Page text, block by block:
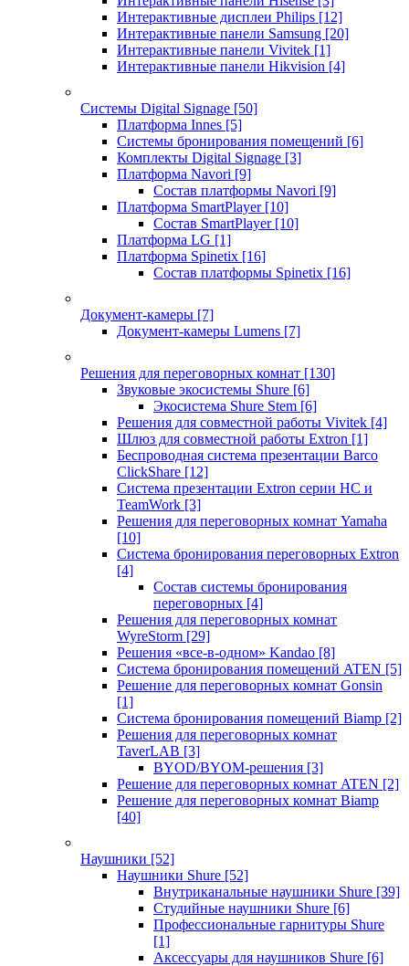
Интерактивные дисплеи Philips [12]
Интерактивные панели Samsung [20]
Интерактивные панели Vivitek [1]
Интерактивные панели Hikvision [4]
Системы Digital Signage [50]
Платформа Innes [5]
Системы бронирования помещений [6]
Комплекты Digital Signage [3]
Платформа Navori [9]
Состав платформы Navori [9]
Платформа SmartPlayer [10]
Состав SmartPlayer [10]
Платформа LG [1]
Платформа Spinetix [16]
Состав платформы Spinetix [16]
Документ-камеры [7]
Документ-камеры Lumens [7]
Решения для переговорных комнат [130]
Звуковые экосистемы Shure [6]
Экосистема Shure Stem [6]
Решения для совместной работы Vivitek [4]
Шлюз для совместной работы Extron [1]
Беспроводная система презентации Barco
ClickShare [12]
Система презентации Extron серии HC и
TeamWork [3]
Решения для переговорных комнат Yamaha
[10]
Система бронирования переговорных Extron
[4]
Состав системы бронирования
переговорных [4]
Решения для переговорных комнат
WyreStorm [29]
Решения «все-в-одном» Kandao [8]
Система бронирования помещений ATEN [5]
Решение для переговорных комнат Gonsin
[1]
Система бронирования помещений Biamp [2]
Решения для переговорных комнат
TaverLAB [3]
BYOD/BYOM-решения [3]
Решение для переговорных комнат ATEN [2]
Решение для переговорных комнат Biamp
[40]
Наушники [52]
Наушники Shure [52]
Внутриканальные наушники Shure [39]
Студийные наушники Shure [6]
Профессиональные гарнитуры Shure
[1]
Аксессуары для наушников Shure [6]